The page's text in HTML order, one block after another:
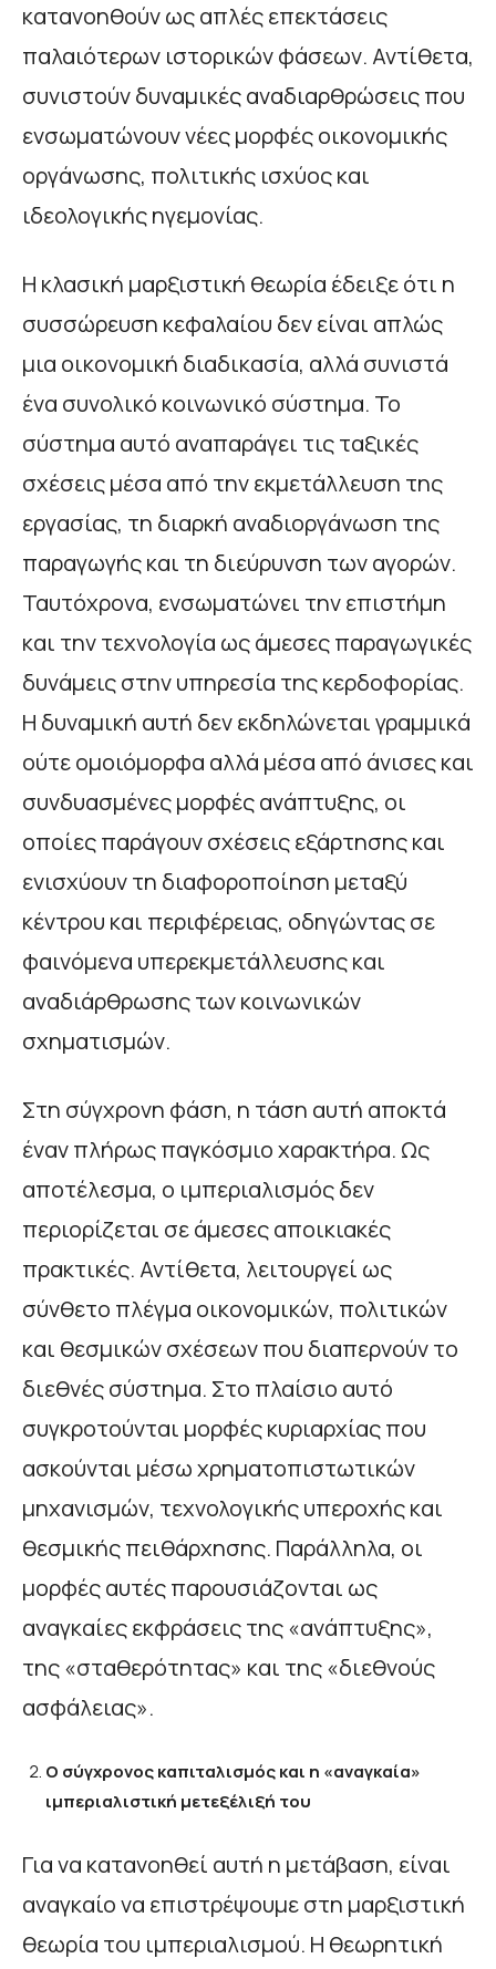
κατανοηθούν ως απλές επεκτάσεις
παλαιότερων ιστορικών φάσεων. Αντίθετα,
συνιστούν δυναμικές αναδιαρθρώσεις που
ενσωματώνουν νέες μορφές οικονομικής
οργάνωσης, πολιτικής ισχύος και
ιδεολογικής ηγεμονίας.
Η κλασική μαρξιστική θεωρία έδειξε ότι η
συσσώρευση κεφαλαίου δεν είναι απλώς
μια οικονομική διαδικασία, αλλά συνιστά
ένα συνολικό κοινωνικό σύστημα. Το
σύστημα αυτό αναπαράγει τις ταξικές
σχέσεις μέσα από την εκμετάλλευση της
εργασίας, τη διαρκή αναδιοργάνωση της
παραγωγής και τη διεύρυνση των αγορών.
Ταυτόχρονα, ενσωματώνει την επιστήμη
και την τεχνολογία ως άμεσες παραγωγικές
δυνάμεις στην υπηρεσία της κερδοφορίας.
Η δυναμική αυτή δεν εκδηλώνεται γραμμικά
ούτε ομοιόμορφα αλλά μέσα από άνισες και
συνδυασμένες μορφές ανάπτυξης, οι
οποίες παράγουν σχέσεις εξάρτησης και
ενισχύουν τη διαφοροποίηση μεταξύ
κέντρου και περιφέρειας, οδηγώντας σε
φαινόμενα υπερεκμετάλλευσης και
αναδιάρθρωσης των κοινωνικών
σχηματισμών.
Στη σύγχρονη φάση, η τάση αυτή αποκτά
έναν πλήρως παγκόσμιο χαρακτήρα. Ως
αποτέλεσμα, ο ιμπεριαλισμός δεν
περιορίζεται σε άμεσες αποικιακές
πρακτικές. Αντίθετα, λειτουργεί ως
σύνθετο πλέγμα οικονομικών, πολιτικών
και θεσμικών σχέσεων που διαπερνούν το
διεθνές σύστημα. Στο πλαίσιο αυτό
συγκροτούνται μορφές κυριαρχίας που
ασκούνται μέσω χρηματοπιστωτικών
μηχανισμών, τεχνολογικής υπεροχής και
θεσμικής πειθάρχησης. Παράλληλα, οι
μορφές αυτές παρουσιάζονται ως
αναγκαίες εκφράσεις της «ανάπτυξης»,
της «σταθερότητας» και της «διεθνούς
ασφάλειας».
Ο σύγχρονος καπιταλισμός και η «αναγκαία»
ιμπεριαλιστική μετεξέλιξή του
Για να κατανοηθεί αυτή η μετάβαση, είναι
αναγκαίο να επιστρέψουμε στη μαρξιστική
θεωρία του ιμπεριαλισμού. Η θεωρητική